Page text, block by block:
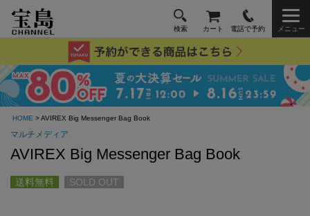
検索 カート 電話で予約 メニュー
HOME > AVIREX Big Messenger Bag Book
マルチメディア
AVIREX Big Messenger Bag Book
送料無料 SOLD OUT